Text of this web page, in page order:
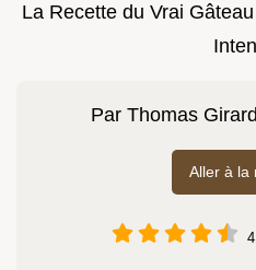
La Recette du Vrai
Par Thomas Girard
Aller à la